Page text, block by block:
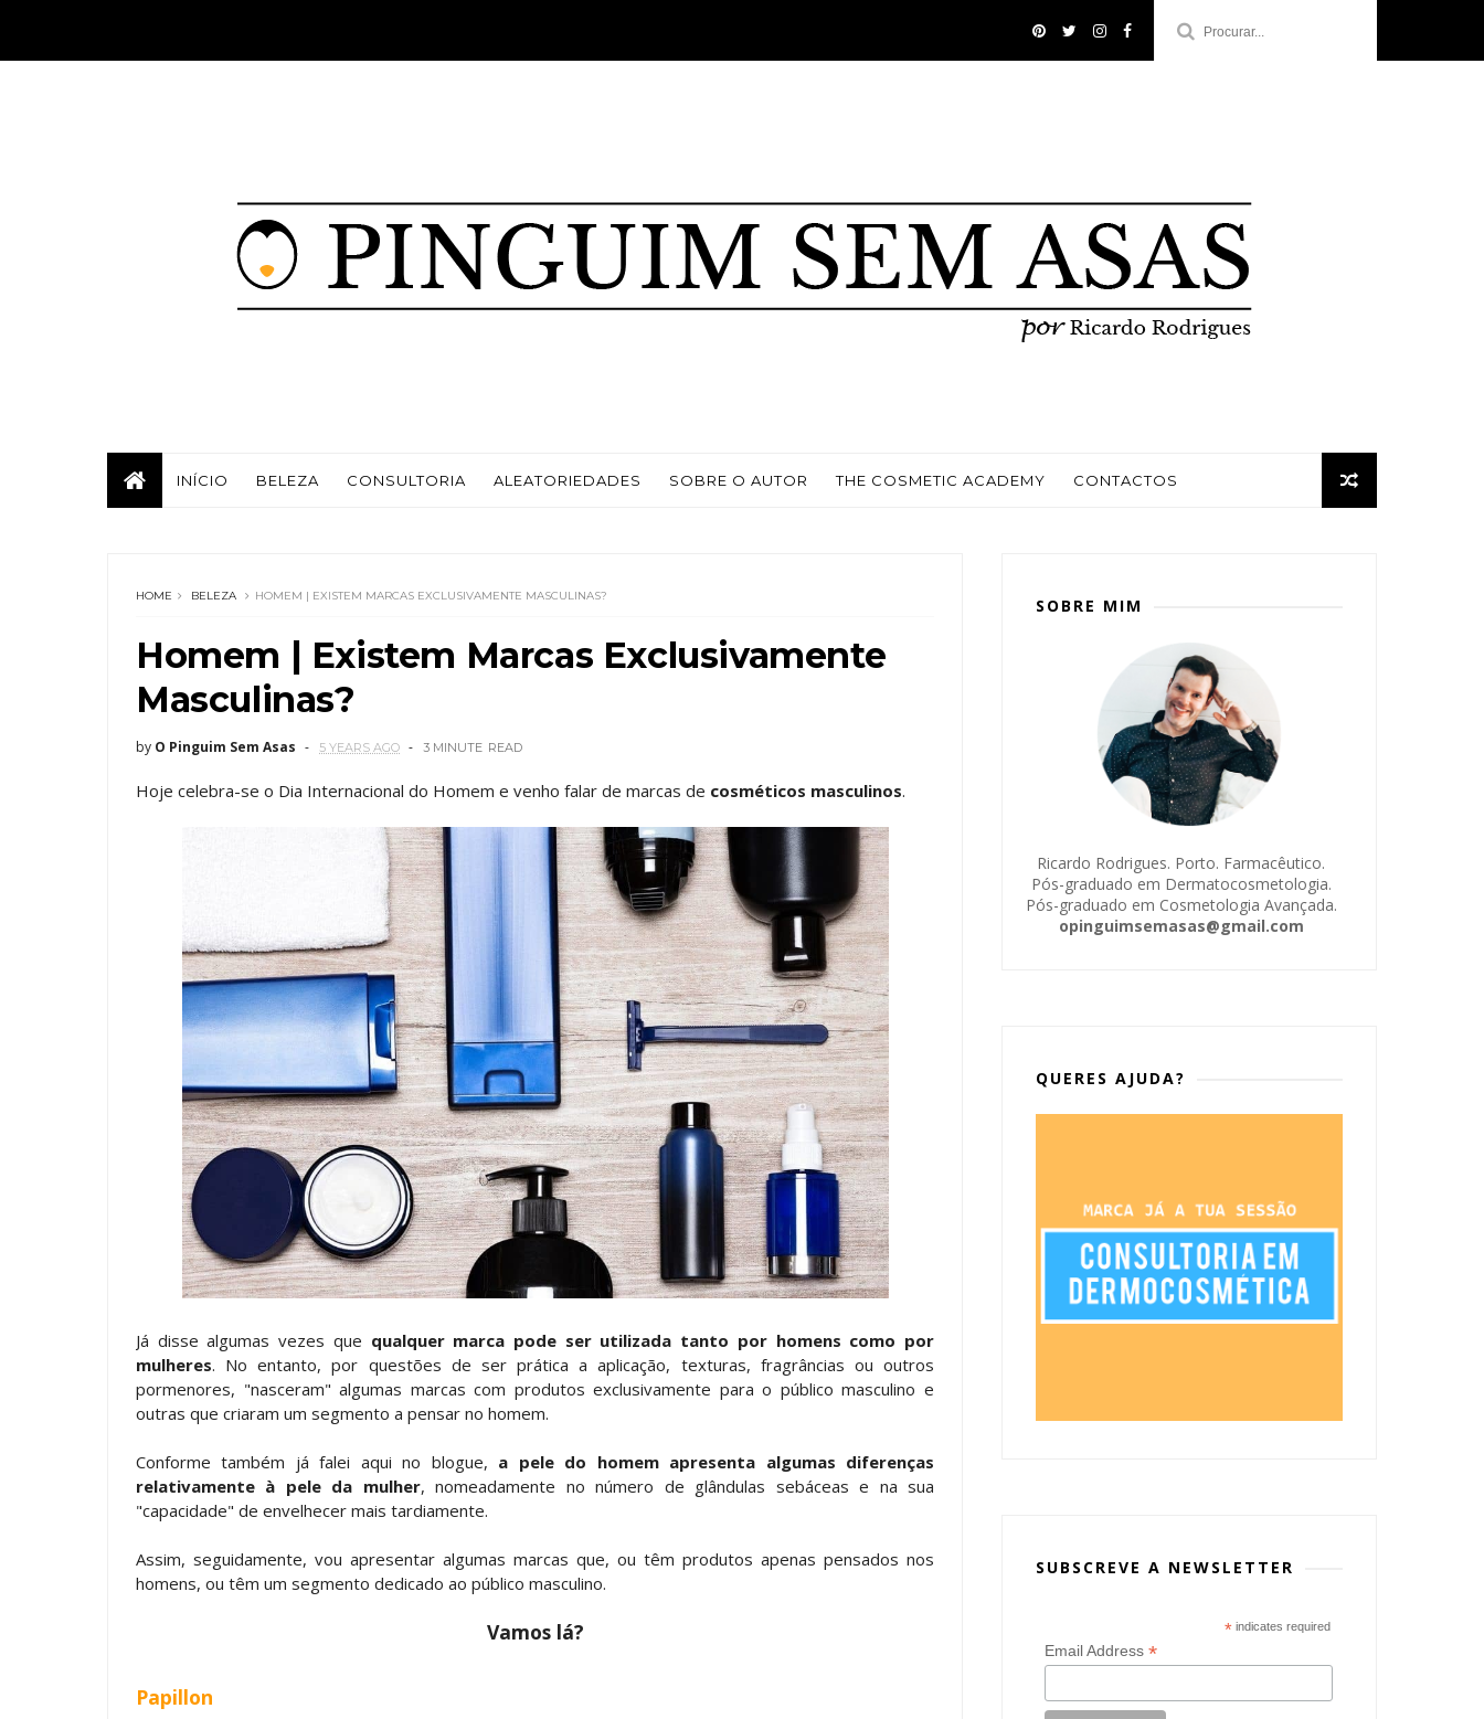
INÍCIO BELEZA CONSULTORIA ALEATORIEDADES SOBRE O AUTOR THE COSMETIC ACADEMY CONTACTOS
HOME BELEZA HOMEM | EXISTEM MARCAS EXCLUSIVAMENTE MASCULINAS?
Homem | Existem Marcas Exclusivamente
Masculinas?
by O Pinguim Sem Asas 5 YEARS AGO 3 MINUTE READ
Hoje celebra-se o Dia Internacional do Homem e venho falar de marcas de cosméticos masculinos.
Já disse algumas vezes que qualquer marca pode ser utilizada tanto por homens como por
mulheres. No entanto, por questões de ser prática a aplicação, texturas, fragrâncias ou outros
pormenores, "nasceram" algumas marcas com produtos exclusivamente para o público masculino e
outras que criaram um segmento a pensar no homem.
Conforme também já falei aqui no blogue, a pele do homem apresenta algumas diferenças
relativamente à pele da mulher, nomeadamente no número de glândulas sebáceas e na sua
"capacidade" de envelhecer mais tardiamente.
Assim, seguidamente, vou apresentar algumas marcas que, ou têm produtos apenas pensados nos
homens, ou têm um segmento dedicado ao público masculino.
Vamos lá?
Papillon
SOBRE MIM
Ricardo Rodrigues. Porto. Farmacêutico.
Pós-graduado em Dermatocosmetologia.
Pós-graduado em Cosmetologia Avançada.
opinguimsemasas@gmail.com
QUERES AJUDA?
SUBSCREVE A NEWSLETTER
* indicates required
Email Address*